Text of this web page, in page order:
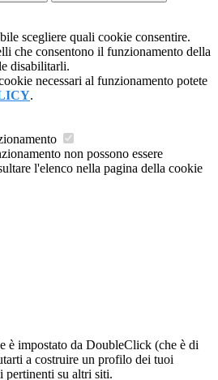
scegliere quali cookie consentire.
che consentono il funzionamento della
disabilitarli.
necessari al funzionamento potete
.
non possono essere
l'elenco nella pagina della cookie
è impostato da DoubleClick (che è di
a costruire un profilo dei tuoi
pertinenti su altri siti.